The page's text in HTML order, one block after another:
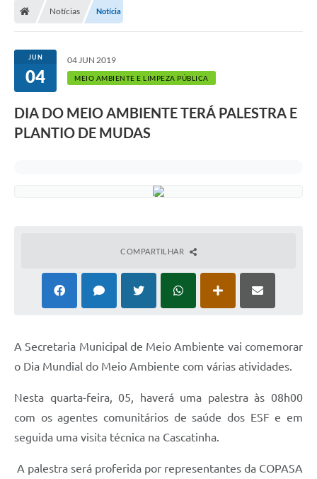
Notícias Notícia
JUN
04
04 JUN 2019
MEIO AMBIENTE E LIMPEZA PÚBLICA
DIA DO MEIO AMBIENTE TERÁ PALESTRA E
PLANTIO DE MUDAS
COMPARTILHAR
A Secretaria Municipal de Meio Ambiente vai comemorar
o Dia Mundial do Meio Ambiente com várias atividades.
Nesta quarta-feira, 05, haverá uma palestra às 08h00
com os agentes comunitários de saúde dos ESF e em
seguida uma visita técnica na Cascatinha.
A palestra será proferida por representantes da COPASA